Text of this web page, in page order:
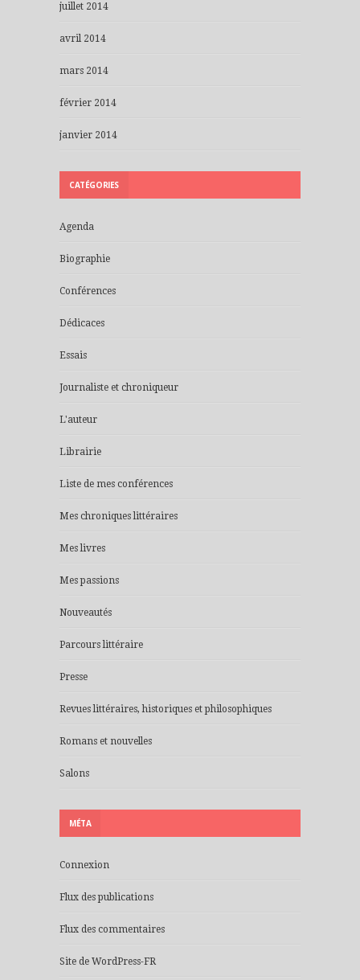
juillet 2014
avril 2014
mars 2014
février 2014
janvier 2014
CATÉGORIES
Agenda
Biographie
Conférences
Dédicaces
Essais
Journaliste et chroniqueur
L'auteur
Librairie
Liste de mes conférences
Mes chroniques littéraires
Mes livres
Mes passions
Nouveautés
Parcours littéraire
Presse
Revues littéraires, historiques et philosophiques
Romans et nouvelles
Salons
MÉTA
Connexion
Flux des publications
Flux des commentaires
Site de WordPress-FR